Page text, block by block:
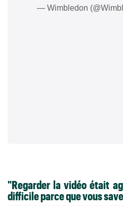
— Wimbledon
"Regarder la vidéo était
difficile parce que vous